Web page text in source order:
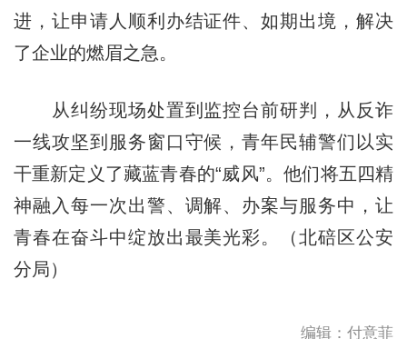
进，让申请人顺利办结证件、如期出境，解决
了企业的燃眉之急。
从纠纷现场处置到监控台前研判，从反诈
一线攻坚到服务窗口守候，青年民辅警们以实
干重新定义了藏蓝青春的“威风”。他们将五四精
神融入每一次出警、调解、办案与服务中，让
青春在奋斗中绽放出最美光彩。（北碚区公安
分局）
编辑：付意菲